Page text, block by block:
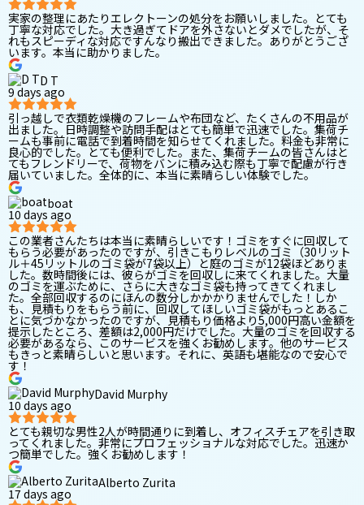
実家の整理にあたりエレクトーンの処分をお願いしました。とても
丁寧な対応でした。大き過ぎてドアを外さないとダメでしたが、そ
れもスピーディな対応ですんなり搬出できました。ありがとうござ
います。本当に助かりました。
D T
9 days ago
引っ越しで衣類乾燥機のフレームや布団など、たくさんの不用品が
出ました。日時調整や訪問手配はとても簡単で迅速でした。集荷チ
ームも事前に電話で到着時間を知らせてくれました。料金も非常に
良心的でした。とても便利でした。また、集荷チームの皆さんはと
てもフレンドリーで、荷物をバンに積み込む際も丁寧で配慮が行き
届いていました。全体的に、本当に素晴らしい体験でした。
boat
10 days ago
この業者さんたちは本当に素晴らしいです！ゴミをすぐに回収して
もらう必要があったのですが、引きこもりレベルのゴミ（30リット
ル＋45リットルのゴミ袋が7袋以上）と庭のゴミが12袋ほどありま
した。数時間後には、彼らがゴミを回収しに来てくれました。大量
のゴミを運ぶために、さらに大きなゴミ袋も持ってきてくれまし
た。全部回収するのにほんの数分しかかかりませんでした！しか
も、見積もりをもらう前に、回収してほしいゴミ袋がもっとあるこ
とに気づかなかったのですが、見積もり価格より5,000円高い金額を
提示したところ、差額は2,000円だけでした。大量のゴミを回収する
必要があるなら、このサービスを強くお勧めします。他のサービス
もきっと素晴らしいと思います。それに、英語も堪能なので安心で
す！
David Murphy
10 days ago
とても親切な男性2人が時間通りに到着し、オフィスチェアを引き取
ってくれました。非常にプロフェッショナルな対応でした。迅速か
つ簡単でした。強くお勧めします！
Alberto Zurita
17 days ago